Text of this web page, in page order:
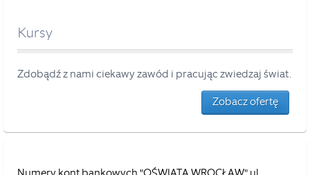
Kursy
Zdobądź z nami ciekawy zawód i pracując zwiedzaj świat.
Zobacz ofertę